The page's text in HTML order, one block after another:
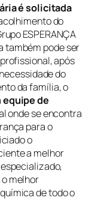
é solicitada
do
ESPERANÇA
também pode ser
após
do
da família, o
equipe de
onde se encontra
para o
o
a melhor
melhor
de todo o